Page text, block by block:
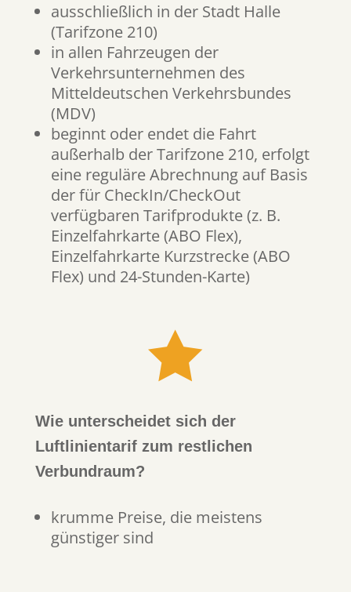
ausschließlich in der Stadt Halle
(Tarifzone 210)
in allen Fahrzeugen der
Verkehrsunternehmen des
Mitteldeutschen Verkehrsbundes
(MDV)
beginnt oder endet die Fahrt
außerhalb der Tarifzone 210, erfolgt
eine reguläre Abrechnung auf Basis
der für CheckIn/CheckOut
verfügbaren Tarifprodukte (z. B.
Einzelfahrkarte (ABO Flex),
Einzelfahrkarte Kurzstrecke (ABO
Flex) und 24-Stunden-Karte)

Wie unterscheidet sich der
Luftlinientarif zum restlichen
Verbundraum?
krumme Preise, die meistens
günstiger sind